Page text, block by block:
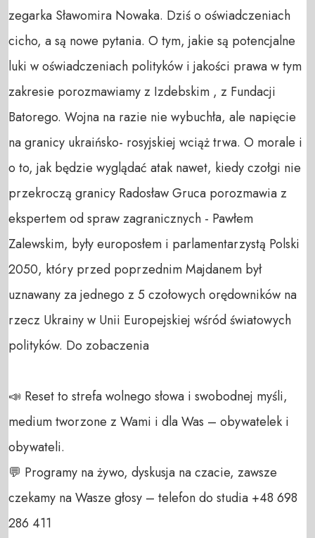
zegarka Sławomira Nowaka. Dziś o oświadczeniach
cicho, a są nowe pytania. O tym, jakie są potencjalne
luki w oświadczeniach polityków i jakości prawa w tym
zakresie porozmawiamy z Izdebskim , z Fundacji
Batorego. Wojna na razie nie wybuchła, ale napięcie
na granicy ukraińsko- rosyjskiej wciąż trwa. O morale i
o to, jak będzie wyglądać atak nawet, kiedy czołgi nie
przekroczą granicy Radosław Gruca porozmawia z
ekspertem od spraw zagranicznych - Pawłem
Zalewskim, były europosłem i parlamentarzystą Polski
2050, który przed poprzednim Majdanem był
uznawany za jednego z 5 czołowych orędowników na
rzecz Ukrainy w Unii Europejskiej wśród światowych
polityków. Do zobaczenia
📣 Reset to strefa wolnego słowa i swobodnej myśli,
medium tworzone z Wami i dla Was – obywatelek i
obywateli.
💬 Programy na żywo, dyskusja na czacie, zawsze
czekamy na Wasze głosy – telefon do studia +48 698
286 411